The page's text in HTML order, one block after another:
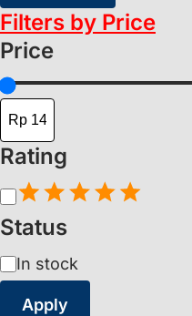
Filters by Price
Price
Rating
Status
In stock
Apply